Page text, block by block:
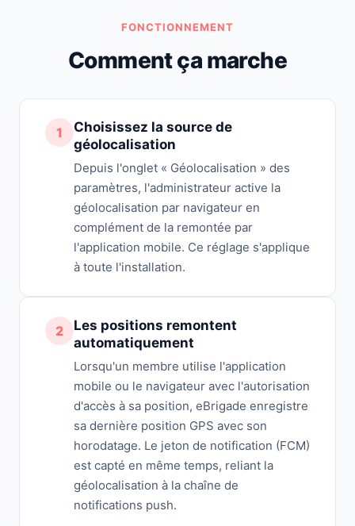
FONCTIONNEMENT
Comment ça marche
1
Choisissez la source de
géolocalisation
Depuis l'onglet « Géolocalisation » des
paramètres, l'administrateur active la
géolocalisation par navigateur en
complément de la remontée par
l'application mobile. Ce réglage s'applique
à toute l'installation.
2
Les positions remontent
automatiquement
Lorsqu'un membre utilise l'application
mobile ou le navigateur avec l'autorisation
d'accès à sa position, eBrigade enregistre
sa dernière position GPS avec son
horodatage. Le jeton de notification (FCM)
est capté en même temps, reliant la
géolocalisation à la chaîne de
notifications push.